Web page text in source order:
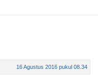
16 Agustus 2016 pukul 08.34